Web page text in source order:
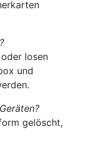
losen
und
gelöscht,